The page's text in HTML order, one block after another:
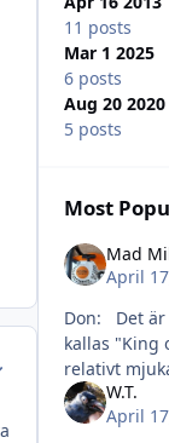
stats
11 posts
Mar 1 2025
6 posts
Aug 20 2020
5 posts
Most
Mad
April
Don: Det är inte utan anledning som 22LR
kallas "King
relativt
benägenhet
W.T.
April